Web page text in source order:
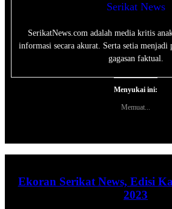
Serikat News
SerikatNews.com adalah media kritis
informasi secara akurat. Serta setia
gagasan faktual.
Menyukai ini:
Memuat...
Ekoran Serikat News, Edisi
2023